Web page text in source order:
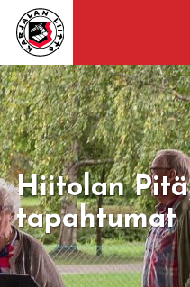
Hiitolan
tapahtumat